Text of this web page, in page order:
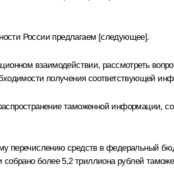
России предлагаем [следующее].
взаимодействии, рассмотреть
получения соответствующей
таможенной информации,
перечислению средств в федеральный
более 5,2 триллиона рублей